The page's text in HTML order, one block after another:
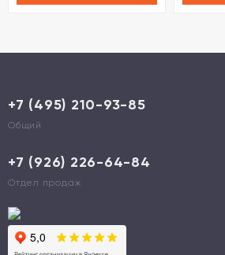
+7 (495) 210-93-85
Общий
+7 (926) 226-64-84
Отдел продаж